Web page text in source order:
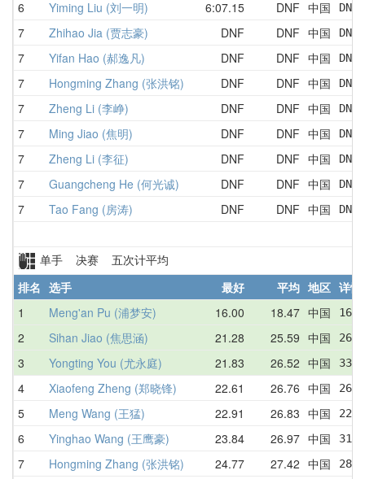
6 Yiming Liu (刘一明) 6:07.15 DNF 中国
7 Zhihao Jia (贾志豪) DNF DNF 中国
7 Yifan Hao (郝逸凡) DNF DNF 中国
7 Hongming Zhang (张洪铭) DNF DNF 中国
7 Zheng Li (李峥) DNF DNF 中国
7 Ming Jiao (焦明) DNF DNF 中国
7 Zheng Li (李征) DNF DNF 中国
7 Guangcheng He (何光诚) DNF DNF 中国
7 Tao Fang (房涛) DNF DNF 中国
单手 决赛 五次计平均
排名 选手 最好 平均 地区 详情
1
Meng'an Pu (浦梦安) 16.00 18.47 中国
2 Sihan Jiao (焦思涵) 21.28 25.59 中国
3 Yongting You (尤永庭) 21.83 26.52 中国
4 Xiaofeng Zheng (郑晓锋) 22.61 26.76 中国
5 Meng Wang (王猛) 22.91 26.83 中国
6 Yinghao Wang (王鹰豪) 23.84 26.97 中国
7 Hongming Zhang (张洪铭) 24.77 27.42 中国